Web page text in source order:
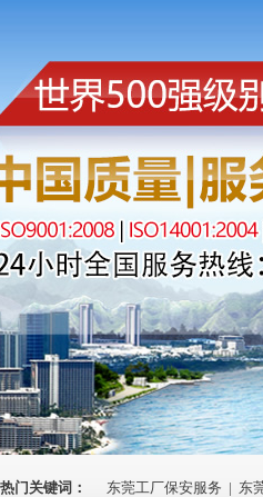
热门关键词： 东莞工厂保安服务 | 东